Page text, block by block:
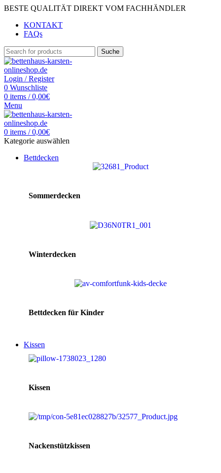
BESTE QUALITÄT DIREKT VOM FACHHÄNDLER
KONTAKT
FAQs
Suche
Login / Register
0 Wunschliste
0 items / 0,00€
Menu
0 items / 0,00€
Kategorie auswählen
Bettdecken
Sommerdecken
Winterdecken
Bettdecken für Kinder
Kissen
Kissen
Nackenstützkissen